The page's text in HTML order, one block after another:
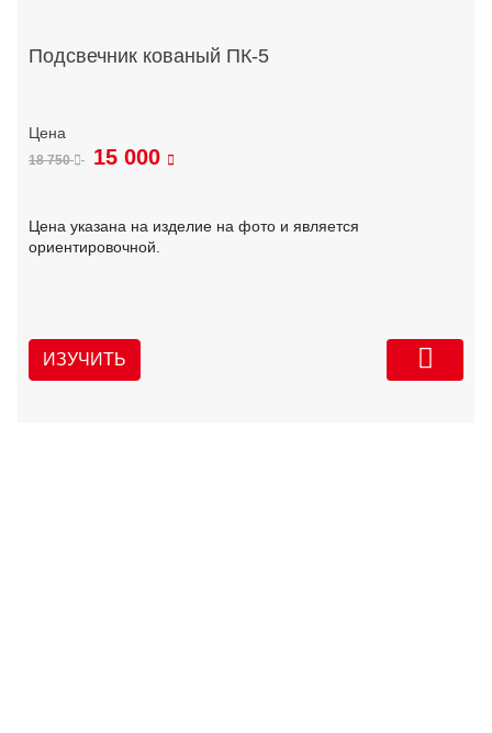
Подсвечник кованый ПК-5
18 750 15 000
Цена указана на изделие на фото и является
ориентировочной.
ИЗУЧИТЬ